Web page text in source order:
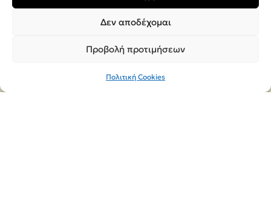
Δεν αποδέχομαι
Προβολή προτιμήσεων
Πολιτική Cookies
Κατάστημα & Έκθεση
MEGA Παρράς
1° Χιλιόμετρο Αμαλιάδας – Σαβαλίων